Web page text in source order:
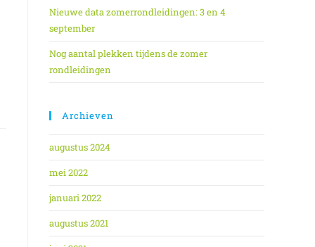
Nieuwe data zomerrondleidingen: 3 en 4
september
Nog aantal plekken tijdens de zomer
rondleidingen
Archieven
augustus 2024
mei 2022
januari 2022
augustus 2021